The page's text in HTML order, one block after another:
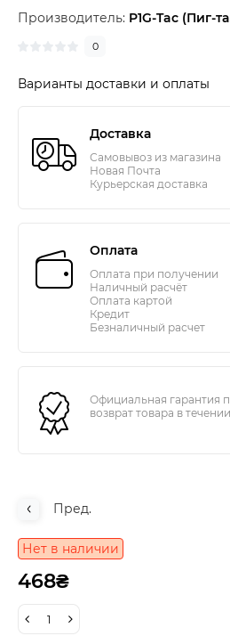
Производитель: P1G-Tac (Пиг-
0
Варианты доставки и оплаты
Доставка
Самовывоз из магазина
Новая Почта
Курьерская доставка
Оплата
Оплата при получении
Наличный расчёт
Оплата картой
Кредит
Безналичный расчет
Официальная гарантия
возврат товара в
Пред.
Нет в наличии
468₴